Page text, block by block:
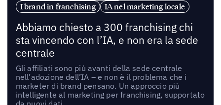
I brand in franchising
IA nel marketing locale
Abbiamo chiesto a 300 franchising chi
sta vincendo con l’IA, e non era la sede
centrale
Gli affiliati sono più avanti della sede centrale
nell’adozione dell’IA – e non è il problema che i
marketer di brand pensano. Un approccio più
intelligente al marketing per franchising, supportato